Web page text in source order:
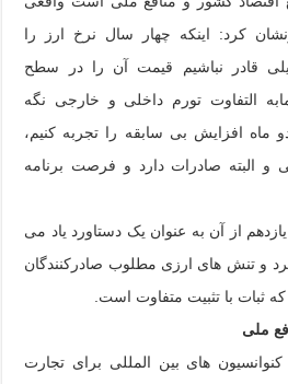
کرد: اینکه چهار سال نرخ ارز را
قادر نباشیم قیمت آن را در سطح
التفاوت تورم داخلی و خارجی نگه
ماه افزایش بی سابقه را تجربه کنیم،
و البته صادرات دارد و فرصت برنامه
از آن به عنوان یک دستاورد یاد می
و تنش های ارزی مطلوب صادرکنندگان
ثبات با تثبیت متفاوت است.
های بین المللی برای تجارت